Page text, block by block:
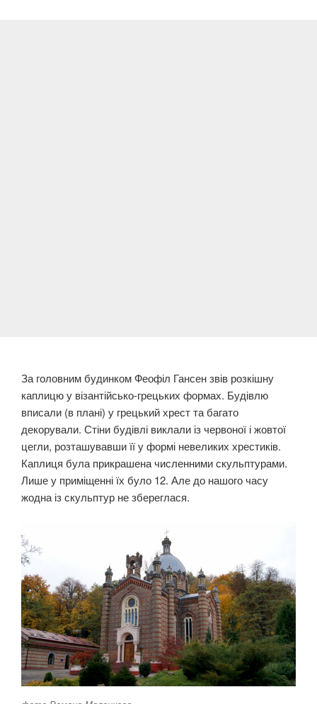
За головним будинком Феофіл Гансен звів розкішну
каплицю у візантійсько-грецьких формах. Будівлю
вписали (в плані) у грецький хрест та багато
декорували. Стіни будівлі виклали із червоної і жовтої
цегли, розташувавши її у формі невеликих хрестиків.
Каплиця була прикрашена численними скульптурами.
Лише у приміщенні їх було 12. Але до нашого часу
жодна із скульптур не збереглася.